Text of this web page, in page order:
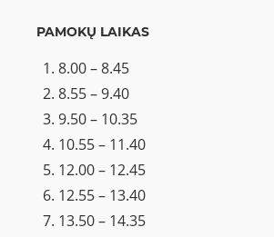
PAMOKŲ LAIKAS
8.00 – 8.45
8.55 – 9.40
9.50 – 10.35
10.55 – 11.40
12.00 – 12.45
12.55 – 13.40
13.50 – 14.35